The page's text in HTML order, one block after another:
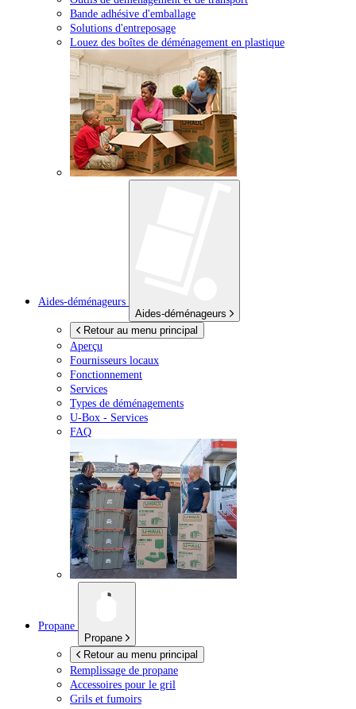
Bande adhésive d'emballage
Solutions d'entreposage
Louez des boîtes de déménagement en plastique
Aides-déménageurs
Aides-déménageurs
Retour au menu principal
Aperçu
Fournisseurs locaux
Fonctionnement
Services
Types de déménagements
U-Box - Services
FAQ
Propane
Propane
Retour au menu principal
Remplissage de propane
Accessoires pour le gril
Grils et fumoirs